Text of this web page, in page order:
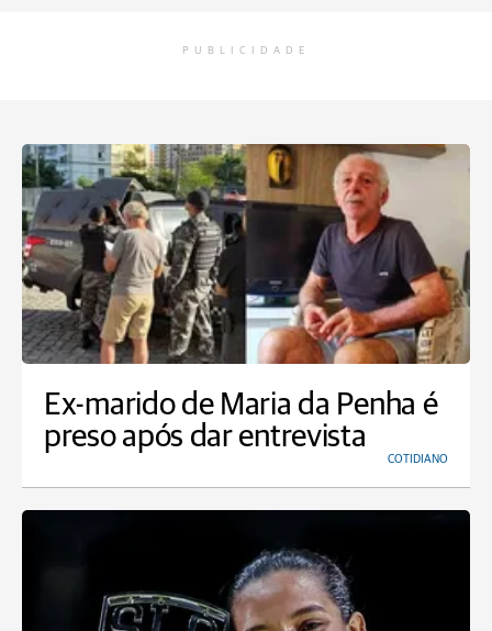
PUBLICIDADE
Ex-marido de Maria da Penha é
preso após dar entrevista
COTIDIANO